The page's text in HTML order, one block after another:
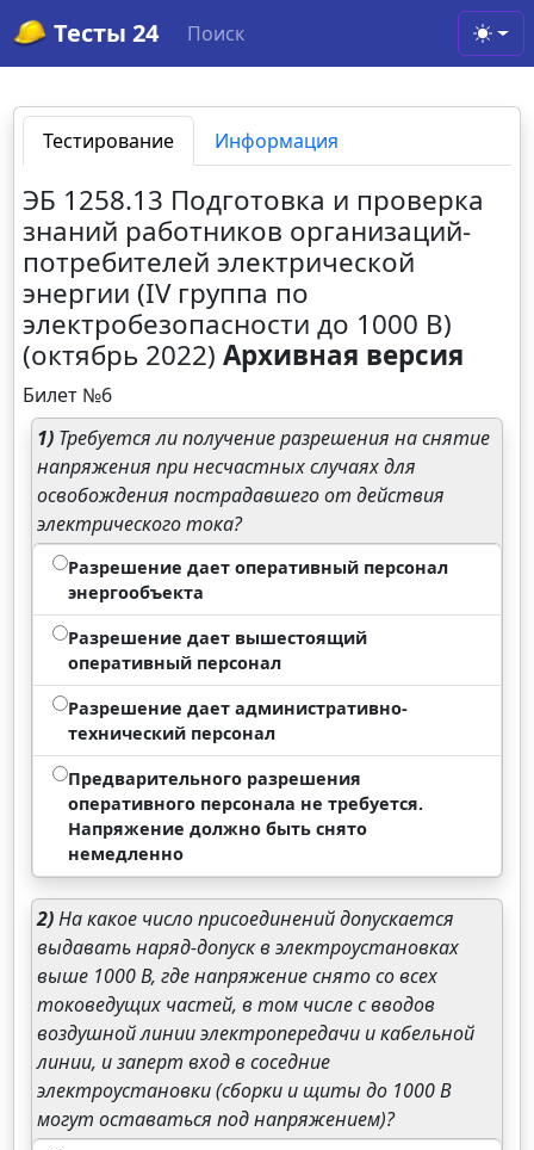
Тесты 24 Поиск
Тестирование Информация
ЭБ 1258.13 Подготовка и проверка
знаний работников организаций-
потребителей электрической
энергии (IV группа по
электробезопасности до 1000 В)
(октябрь 2022)Архивная версия
Билет №6
1) Требуется ли получение разрешения на снятие
напряжения при несчастных случаях для
освобождения пострадавшего от действия
электрического тока?
Разрешение дает оперативный персонал
энергообъекта
Разрешение дает вышестоящий
оперативный персонал
Разрешение дает административно-
технический персонал
Предварительного разрешения
оперативного персонала не требуется.
Напряжение должно быть снято
немедленно
2)На какое число присоединений допускается
выдавать наряд-допуск в электроустановках
выше 1000 В, где напряжение снято со всех
токоведущих частей, в том числе с вводов
воздушной линии электропередачи и кабельной
линии, и заперт вход в соседние
электроустановки (сборки и щиты до 1000 В
могут оставаться под напряжением)?